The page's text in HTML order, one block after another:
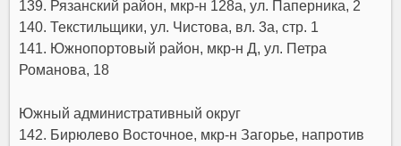
139. Рязанский район, мкр-н 128а, ул. Паперника, 2
140. Текстильщики, ул. Чистова, вл. 3а, стр. 1
141. Южнопортовый район, мкр-н Д, ул. Петра
Романова, 18
Южный административный округ
142. Бирюлево Восточное, мкр-н Загорье, напротив